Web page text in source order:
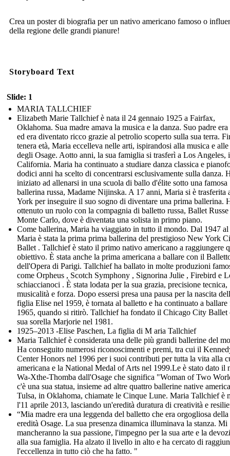
Crea un poster di biografia per un nativo americano famoso o
della regione delle grandi pianure!
Storyboard Text
Slide: 1
MARIA TALLCHIEF
Elizabeth Marie Tallchief è nata il 24 gennaio 1925 a Fairfax,
Oklahoma. Sua madre amava la musica e la danza. Suo padre era
ed era diventato ricco grazie al petrolio scoperto sulla sua terra.
tenera età, Maria eccelleva nelle arti, ispirandosi alla musica e alle
degli Osage. Aotto anni, la sua famiglia si trasferì a Los Angeles,
California. Maria ha continuato a studiare danza classica e
dodici anni ha scelto di concentrarsi esclusivamente sulla danza.
iniziato ad allenarsi in una scuola di ballo d'élite sotto una famosa
ballerina russa, Madame Nijinska. A 17 anni, Maria si è trasferita
York per inseguire il suo sogno di diventare una prima ballerina.
ottenuto un ruolo con la compagnia di balletto russa, Ballet Russe
Monte Carlo, dove è diventata una solista in primo piano.
Come ballerina, Maria ha viaggiato in tutto il mondo. Dal 1947
Maria è stata la prima prima ballerina del prestigioso New York
Ballet . Tallchief è stato il primo nativo americano a raggiungere
obiettivo. È stata anche la prima americana a ballare con il
dell'Opera di Parigi. Tallchief ha ballato in molte produzioni
come Orpheus , Scotch Symphony , Signorina Julie , Firebird e
schiaccianoci . È stata lodata per la sua grazia, precisione tecnica,
musicalità e forza. Dopo essersi presa una pausa per la nascita
figlia Elise nel 1959, è tornata al balletto e ha continuato a
1965, quando si ritirò. Tallchief ha fondato il Chicago City Ballet
sua sorella Marjorie nel 1981.
1925–2013 -Elise Paschen, La figlia di M aria Tallchief
Maria Tallchief è considerata una delle più grandi ballerine del
Ha conseguito numerosi riconoscimenti e premi, tra cui il
Center Honors nel 1996 per i suoi contributi per tutta la vita alla
americana e la National Medal of Arts nel 1999.Le è stato dato il
Wa-Xthe-Thomba dall'Osage che significa "Woman of Two
c'è una sua statua, insieme ad altre quattro ballerine native
Tulsa, in Oklahoma, chiamate le Cinque Lune. Maria Tallchief è
l'11 aprile 2013, lasciando un'eredità duratura di creatività e
“Mia madre era una leggenda del balletto che era orgogliosa della
eredità Osage. La sua presenza dinamica illuminava la stanza. Mi
mancheranno la sua passione, l'impegno per la sua arte e la
alla sua famiglia. Ha alzato il livello in alto e ha cercato di
l'eccellenza in tutto ciò che ha fatto. "